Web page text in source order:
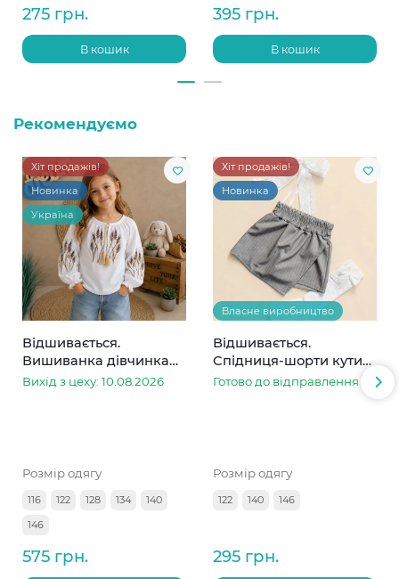
275 грн.
В кошик
395 грн.
В кошик
Рекомендуємо
Хіт продажів!
Новинка
Україна
Відшивається.
Вишиванка дівчинка
колоски
Вихід з цеху: 10.08.2026
Розмір одягу
116 122 128 134
140
146
575 грн.
Хіт продажів!
Новинка
Власне виробництво
Відшивається.
Спідниця-шорти кутик
сіра в смужку
Готово до відправлення
Розмір одягу
122 140 146
295 грн.